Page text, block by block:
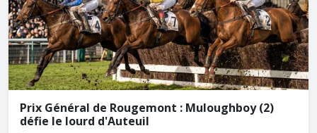
Prix Général de Rougemont : Muloughboy (2)
défie le lourd d'Auteuil